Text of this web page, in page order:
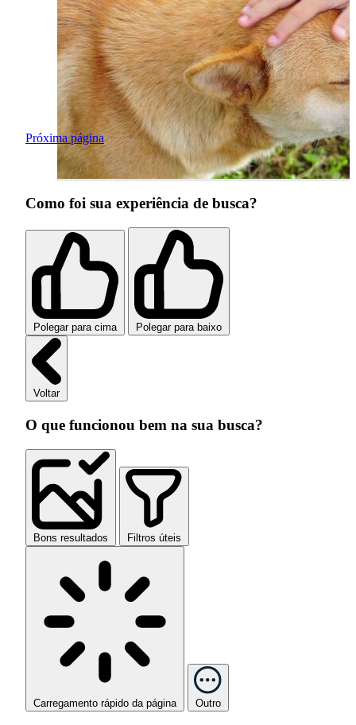
Próxima página
Como foi sua experiência de busca?
Polegar para cima Polegar para baixo
Voltar
O que funcionou bem na sua busca?
Bons resultados Filtros úteis
Carregamento rápido da página Outro